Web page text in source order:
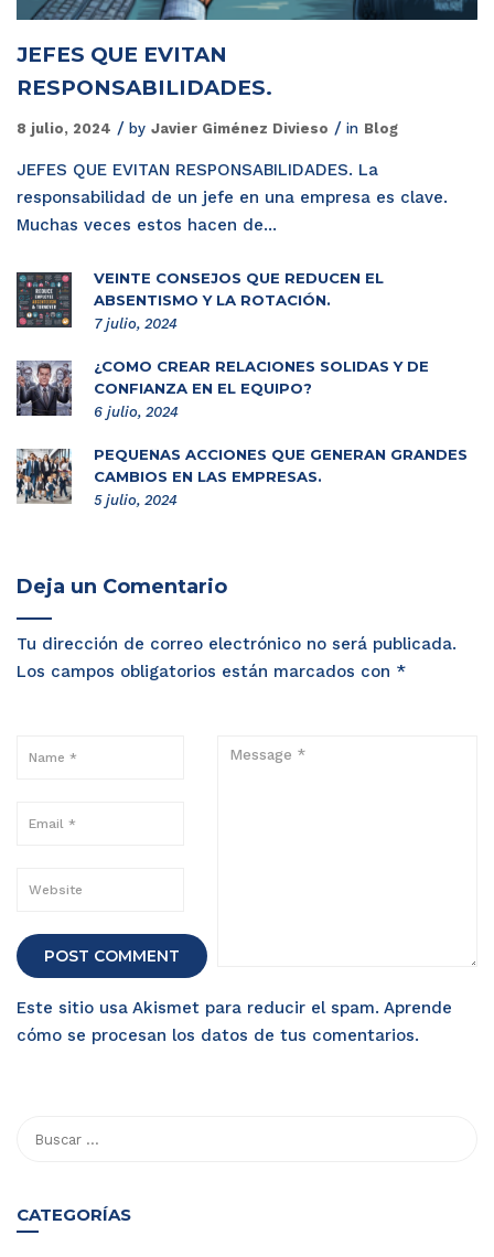
JEFES QUE EVITAN
RESPONSABILIDADES.
8 julio, 2024 by Javier Giménez Divieso in Blog
JEFES QUE EVITAN RESPONSABILIDADES. La
responsabilidad de un jefe en una empresa es clave.
Muchas veces estos hacen de...
VEINTE CONSEJOS QUE REDUCEN EL
ABSENTISMO Y LA ROTACIÓN.
7 julio, 2024
¿CÓMO CREAR RELACIONES SÓLIDAS Y DE
CONFIANZA EN EL EQUIPO?
6 julio, 2024
PEQUEÑAS ACCIONES QUE GENERAN GRANDES
CAMBIOS EN LAS EMPRESAS.
5 julio, 2024
Deja un Comentario
Tu dirección de correo electrónico no será publicada.
Los campos obligatorios están marcados con *
Este sitio usa Akismet para reducir el spam. Aprende
cómo se procesan los datos de tus comentarios.
CATEGORÍAS